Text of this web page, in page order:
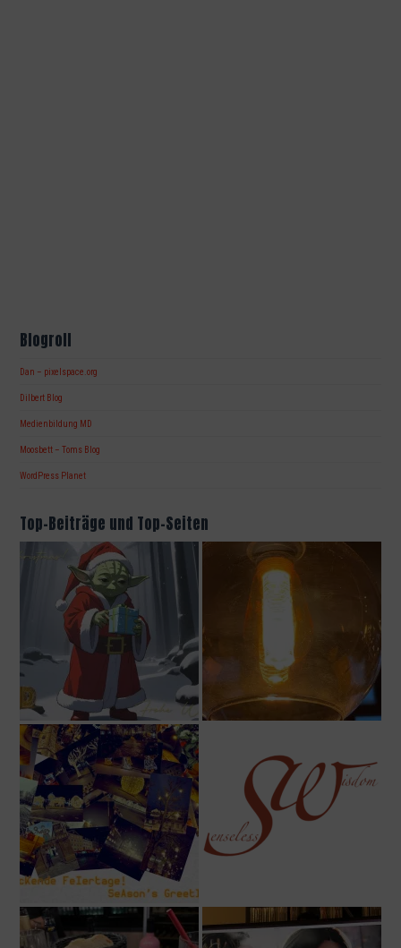
Blogroll
Dan – pixelspace.org
Dilbert Blog
Medienbildung MD
Moosbett – Toms Blog
WordPress Planet
Top-Beiträge und Top-Seiten